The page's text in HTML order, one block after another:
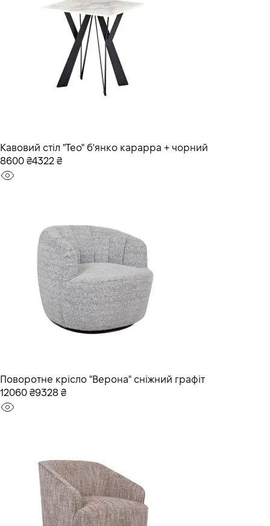
Кавовий стіл "Тео" б'янко карарра + чорний
8600 ₴4322 ₴
Поворотне крісло "Верона" сніжний графіт
12060 ₴9328 ₴